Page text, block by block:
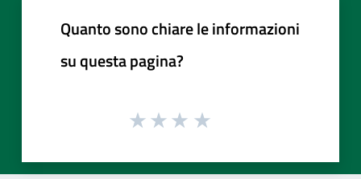
Quanto sono chiare le informazioni
su questa pagina?